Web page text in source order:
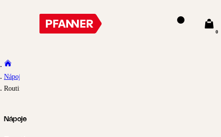
0
Nápoje
Routin 1883 Skořice 1L
Nápoje